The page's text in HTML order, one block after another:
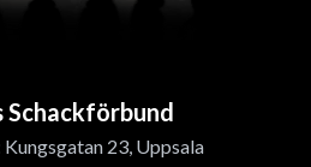
Schackförbund
23, Uppsala